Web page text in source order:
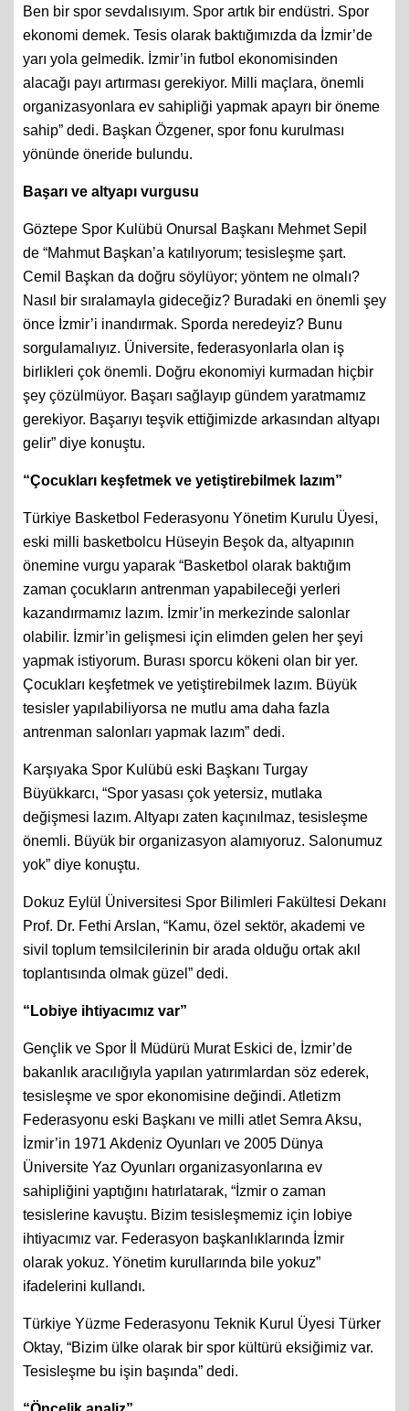
Ben bir spor sevdalısıyım. Spor artık bir endüstri. Spor
ekonomi demek. Tesis olarak baktığımızda da İzmir’de
yarı yola gelmedik. İzmir’in futbol ekonomisinden
alacağı payı artırması gerekiyor. Milli maçlara, önemli
organizasyonlara ev sahipliği yapmak apayrı bir öneme
sahip” dedi. Başkan Özgener, spor fonu kurulması
yönünde öneride bulundu.
Başarı ve altyapı vurgusu
Göztepe Spor Kulübü Onursal Başkanı Mehmet Sepil
de “Mahmut Başkan’a katılıyorum; tesisleşme şart.
Cemil Başkan da doğru söylüyor; yöntem ne olmalı?
Nasıl bir sıralamayla gideceğiz? Buradaki en önemli şey
önce İzmir’i inandırmak. Sporda neredeyiz? Bunu
sorgulamalıyız. Üniversite, federasyonlarla olan iş
birlikleri çok önemli. Doğru ekonomiyi kurmadan hiçbir
şey çözülmüyor. Başarı sağlayıp gündem yaratmamız
gerekiyor. Başarıyı teşvik ettiğimizde arkasından altyapı
gelir” diye konuştu.
“Çocukları keşfetmek ve yetiştirebilmek lazım”
Türkiye Basketbol Federasyonu Yönetim Kurulu Üyesi,
eski milli basketbolcu Hüseyin Beşok da, altyapının
önemine vurgu yaparak “Basketbol olarak baktığım
zaman çocukların antrenman yapabileceği yerleri
kazandırmamız lazım. İzmir’in merkezinde salonlar
olabilir. İzmir’in gelişmesi için elimden gelen her şeyi
yapmak istiyorum. Burası sporcu kökeni olan bir yer.
Çocukları keşfetmek ve yetiştirebilmek lazım. Büyük
tesisler yapılabiliyorsa ne mutlu ama daha fazla
antrenman salonları yapmak lazım” dedi.
Karşıyaka Spor Kulübü eski Başkanı Turgay
Büyükkarcı, “Spor yasası çok yetersiz, mutlaka
değişmesi lazım. Altyapı zaten kaçınılmaz, tesisleşme
önemli. Büyük bir organizasyon alamıyoruz. Salonumuz
yok” diye konuştu.
Dokuz Eylül Üniversitesi Spor Bilimleri Fakültesi Dekanı
Prof. Dr. Fethi Arslan, “Kamu, özel sektör, akademi ve
sivil toplum temsilcilerinin bir arada olduğu ortak akıl
toplantısında olmak güzel” dedi.
“Lobiye ihtiyacımız var”
Gençlik ve Spor İl Müdürü Murat Eskici de, İzmir’de
bakanlık aracılığıyla yapılan yatırımlardan söz ederek,
tesisleşme ve spor ekonomisine değindi. Atletizm
Federasyonu eski Başkanı ve milli atlet Semra Aksu,
İzmir’in 1971 Akdeniz Oyunları ve 2005 Dünya
Üniversite Yaz Oyunları organizasyonlarına ev
sahipliğini yaptığını hatırlatarak, “İzmir o zaman
tesislerine kavuştu. Bizim tesisleşmemiz için lobiye
ihtiyacımız var. Federasyon başkanlıklarında İzmir
olarak yokuz. Yönetim kurullarında bile yokuz”
ifadelerini kullandı.
Türkiye Yüzme Federasyonu Teknik Kurul Üyesi Türker
Oktay, “Bizim ülke olarak bir spor kültürü eksiğimiz var.
Tesisleşme bu işin başında” dedi.